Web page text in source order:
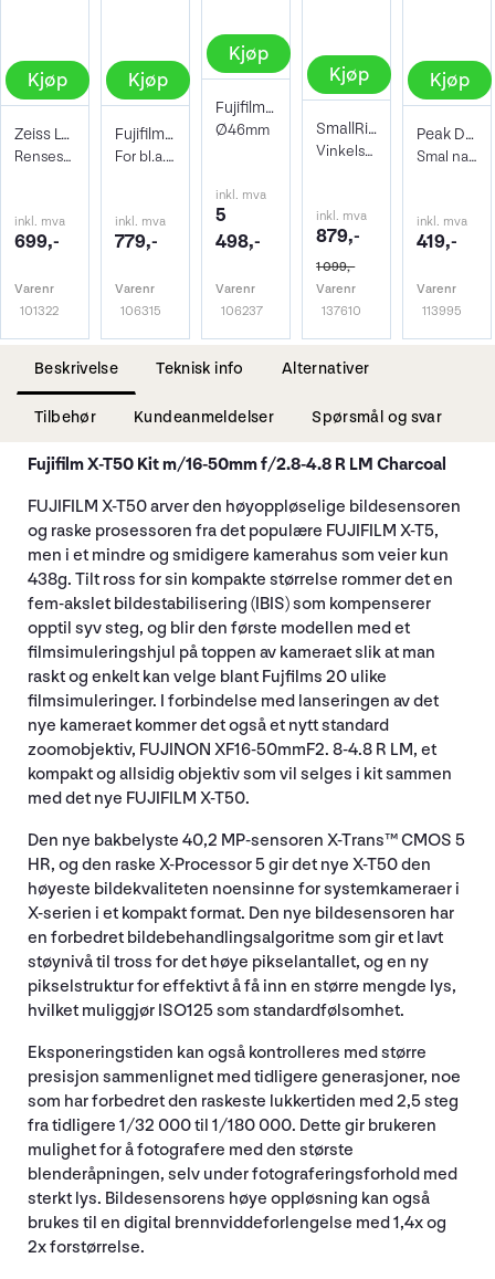
Kjøp
Zeiss Lens Cleaning Kit
Rensesett for objektiv og kamera
inkl. mva
699,-
Varenr
101322
Kjøp
Fujifilm NP-W126S Li-Ion batteri
For bl.a. X100VI, X100V, X-Pro3, X-Half
inkl. mva
779,-
Varenr
106315
Kjøp
Fujifilm XF 50mm f/2.0 R WR Sort
Ø46mm
inkl. mva
5
498,-
Varenr
106237
Kjøp
SmallRig 3231 L-Bracket Fujifilm X-E4
Vinkelskinne Arca Swiss horisontalt
inkl. mva
879,-
1 099,-
Varenr
137610
Kjøp
Peak Design Leash Black
Smal nakkereim. Sort
inkl. mva
419,-
Varenr
113995
Beskrivelse Teknisk info Alternativer
Tilbehør Kundeanmeldelser Spørsmål og svar
Fujifilm X-T50 Kit m/16-50mm f/2.8-4.8 R LM Charcoal
FUJIFILM X-T50arver den høyoppløselige bildesensoren
og raske prosessoren fra det populære FUJIFILM X-T5,
men i et mindre og smidigere kamerahus som veier kun
438g. Tilt ross for sin kompakte størrelse rommer det en
fem-akslet bildestabilisering (IBIS) som kompenserer
opptil syv steg, og blir den første modellen med et
filmsimuleringshjul på toppen av kameraet slik at man
raskt og enkelt kan velge blant Fujfilms 20 ulike
filmsimuleringer. I forbindelse med lanseringen av det
nye kameraet kommer det også et nytt standard
zoomobjektiv, FUJINON XF16-50mmF2. 8-4.8 R LM, et
kompakt og allsidig objektiv som vil selges i kit sammen
med det nye FUJIFILM X-T50.
Den nye bakbelyste 40,2 MP-sensoren X-Trans™ CMOS 5
HR, og den raske X-Processor 5 gir det nye X-T50 den
høyeste bildekvaliteten noensinne for systemkameraer i
X-serien i et kompakt format. Den nye bildesensoren har
en forbedret bildebehandlingsalgoritme som gir et lavt
støynivå til tross for det høye pikselantallet, og en ny
pikselstruktur for effektivt å få inn en større mengde lys,
hvilket muliggjør ISO125 som standardfølsomhet.
Eksponeringstiden kan også kontrolleres med større
presisjon sammenlignet med tidligere generasjoner, noe
som har forbedret den raskeste lukkertiden med 2,5 steg
fra tidligere 1/32 000 til 1/180 000. Dette gir brukeren
mulighet for å fotografere med den største
blenderåpningen, selv under fotograferingsforhold med
sterkt lys. Bildesensorens høye oppløsning kan også
brukes til en digital brennviddeforlengelse med 1,4x og
2x forstørrelse.